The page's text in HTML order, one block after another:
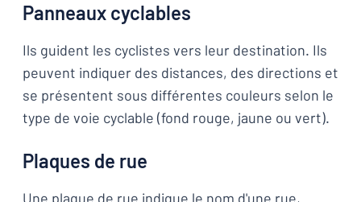
Panneaux cyclables
Ils guident les cyclistes vers leur destination. Ils
peuvent indiquer des distances, des directions et
se présentent sous différentes couleurs selon le
type de voie cyclable (fond rouge, jaune ou vert).
Plaques de rue
Une plaque de rue indique le nom d'une rue,